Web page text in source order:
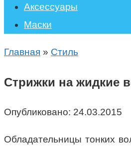
Аксессуары
Маски
Главная » Стиль
Стрижки на жидкие
Опубликовано: 24.03.2015
Обладательницы тонких